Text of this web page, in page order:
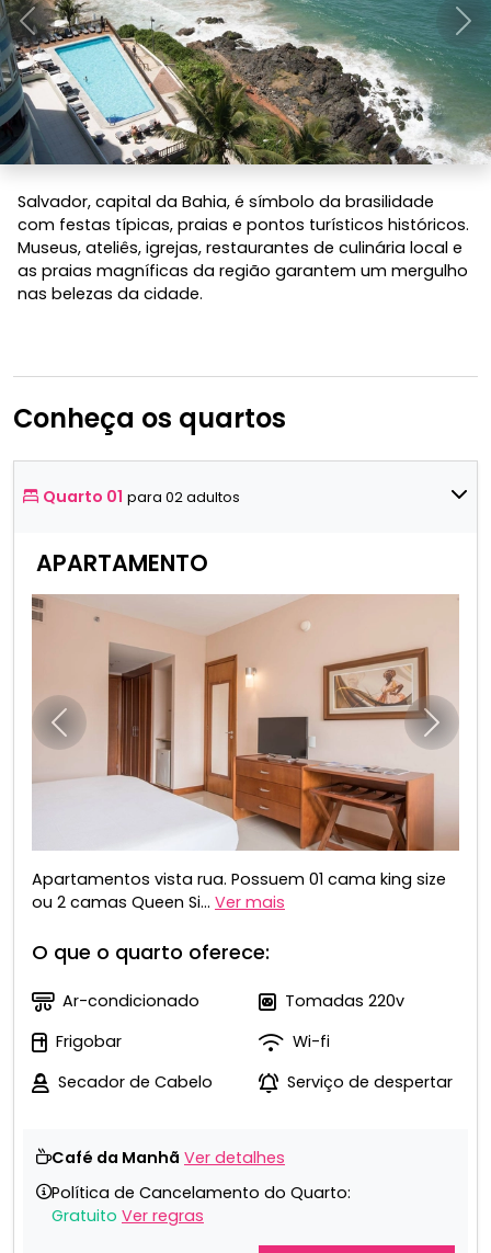
Anterior
Salvador, capital da Bahia, é símbolo da brasilidade
com festas típicas, praias e pontos turísticos históricos.
Museus, ateliês, igrejas, restaurantes de culinária local e
as praias magníficas da região garantem um mergulho
nas belezas da cidade.
Conheça os quartos
Quarto 01 para 02 adultos
APARTAMENTO
Anterior
Apartamentos vista rua. Possuem 01 cama king size
ou 2 camas Queen Si... Ver mais
O que o quarto oferece:
Ar-condicionado
Tomadas 220v
Frigobar
Wi-fi
Secador de Cabelo
Serviço de despertar
Café da Manhã Ver detalhes
Política de Cancelamento do Quarto:
Gratuito Ver regras